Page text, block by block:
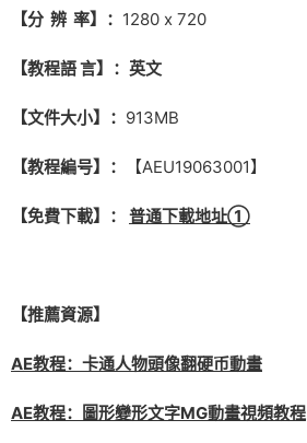
【分 辨 率】： 1280 x 720
【教程語 言】：英文
【文件大小】： 913MB
【教程編号】： 【AEU19063001】
【免費下載】： 普通下載地址①
【推薦資源】
AE教程：卡通人物頭像翻硬币動畫
AE教程：圖形變形文字MG動畫視頻教程